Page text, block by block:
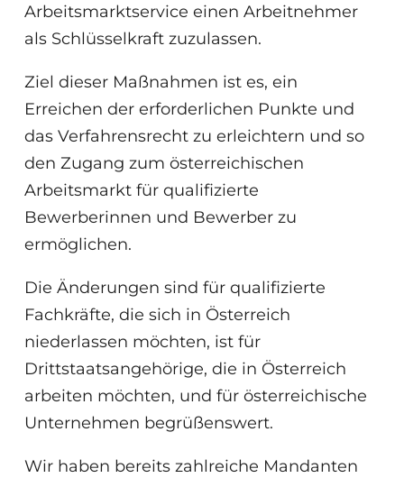
Arbeitsmarktservice einen Arbeitnehmer
als Schlüsselkraft zuzulassen.
Ziel dieser Maßnahmen ist es, ein
Erreichen der erforderlichen Punkte und
das Verfahrensrecht zu erleichtern und so
den Zugang zum österreichischen
Arbeitsmarkt für qualifizierte
Bewerberinnen und Bewerber zu
ermöglichen.
Die Änderungen sind für qualifizierte
Fachkräfte, die sich in Österreich
niederlassen möchten, ist für
Drittstaatsangehörige, die in Österreich
arbeiten möchten, und für österreichische
Unternehmen begrüßenswert.
Wir haben bereits zahlreiche Mandanten